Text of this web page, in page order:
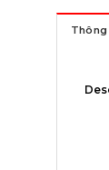
Thông